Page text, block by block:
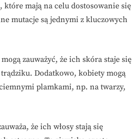
mają na celu dostosowanie się
mutacje są jednymi z kluczowych
zauważyć, że ich skóra staje się
Dodatkowo, kobiety mogą
plamkami, np. na twarzy,
że ich włosy stają się